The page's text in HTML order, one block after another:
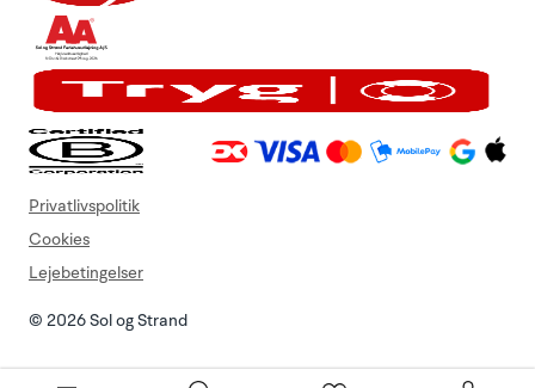
© 2026 Sol og Strand
Privatlivspolitik
Cookies
Lejebetingelser